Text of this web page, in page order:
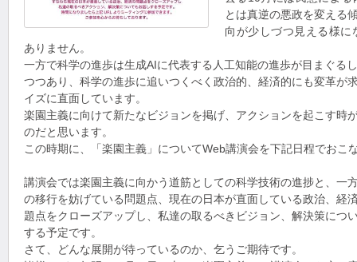
とは真逆の悪政を変える
向が少しづつ見える様
ありません。
一方で科学の進歩は生成AIに代表する人工知能の進歩が目まぐる
つつあり、科学の進歩に追いつくべく政治的、経済的にも変革が
イズに直面しています。
楽園主義に向けて新たなビジョンを掲げ、アクションを起こす時
のだと思います。
この時期に、「楽園主義」についてWeb講演会を下記日程でおこ
講演会では楽園主義に向かう道筋としての科学技術の進捗と、一
の移行を妨げている問題点、現在の日本が直面している政治、経
題点をクローズアップし、私達の取るべきビジョン、解決策につ
する予定です。
さて、どんな展開が待っているのか、乞うご期待です。